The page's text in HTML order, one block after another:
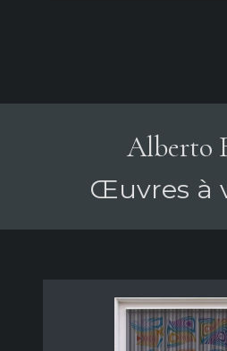
Alberto
Œuvres à